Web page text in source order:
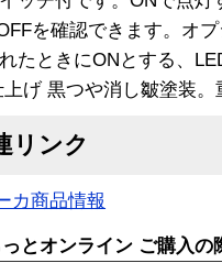
を確認できます。オ
たときにONとする、
上げ 黒つや消し皺塗装。
リンク
カ商品情報
とオンライン ご購入の